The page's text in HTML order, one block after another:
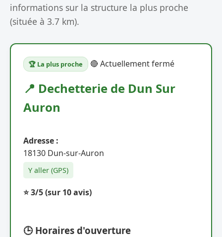
informations sur la structure la plus proche
(située à 3.7 km).
🏆 La plus proche 🔴 Actuellement fermé
📍 Dechetterie de Dun Sur
Auron
Adresse :
18130 Dun-sur-Auron
Y aller (GPS)
⭐ 3/5(sur 10 avis)
🕒 Horaires d'ouverture